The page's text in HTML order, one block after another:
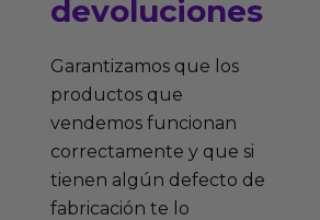
devoluciones
Garantizamos que los
productos que
vendemos funcionan
correctamente y que si
tienen algún defecto de
fabricación te lo